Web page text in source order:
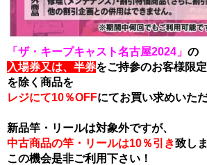
「ザ・キープキャスト名古屋2024」 の
入場券又は、 半券をご持参のお客様限
を除く商品を
レジにて10％OFFにてお買い求めいた
新品竿・リールは対象外ですが、
中古商品の竿・リールは10％引き致し
この機会是非ご利用下さい！